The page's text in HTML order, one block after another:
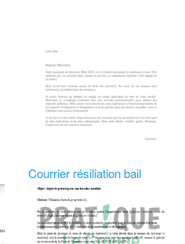
Courrier résiliation bail